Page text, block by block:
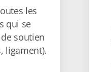
les
qui se
soutien
ligament).